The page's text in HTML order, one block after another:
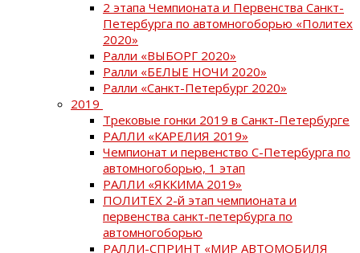
2 этапа Чемпионата и Первенства Санкт-
Петербурга по автомногоборью «Политех
2020»
Ралли «ВЫБОРГ 2020»
Ралли «БЕЛЫЕ НОЧИ 2020»
Ралли «Санкт-Петербург 2020»
2019
Трековые гонки 2019 в Санкт-Петербурге
РАЛЛИ «КАРЕЛИЯ 2019»
Чемпионат и первенство С-Петербурга по
автомногоборью, 1 этап
РАЛЛИ «ЯККИМА 2019»
ПОЛИТЕХ 2-й этап чемпионата и
первенства санкт-петербурга по
автомногоборью
РАЛЛИ-СПРИНТ «МИР АВТОМОБИЛЯ